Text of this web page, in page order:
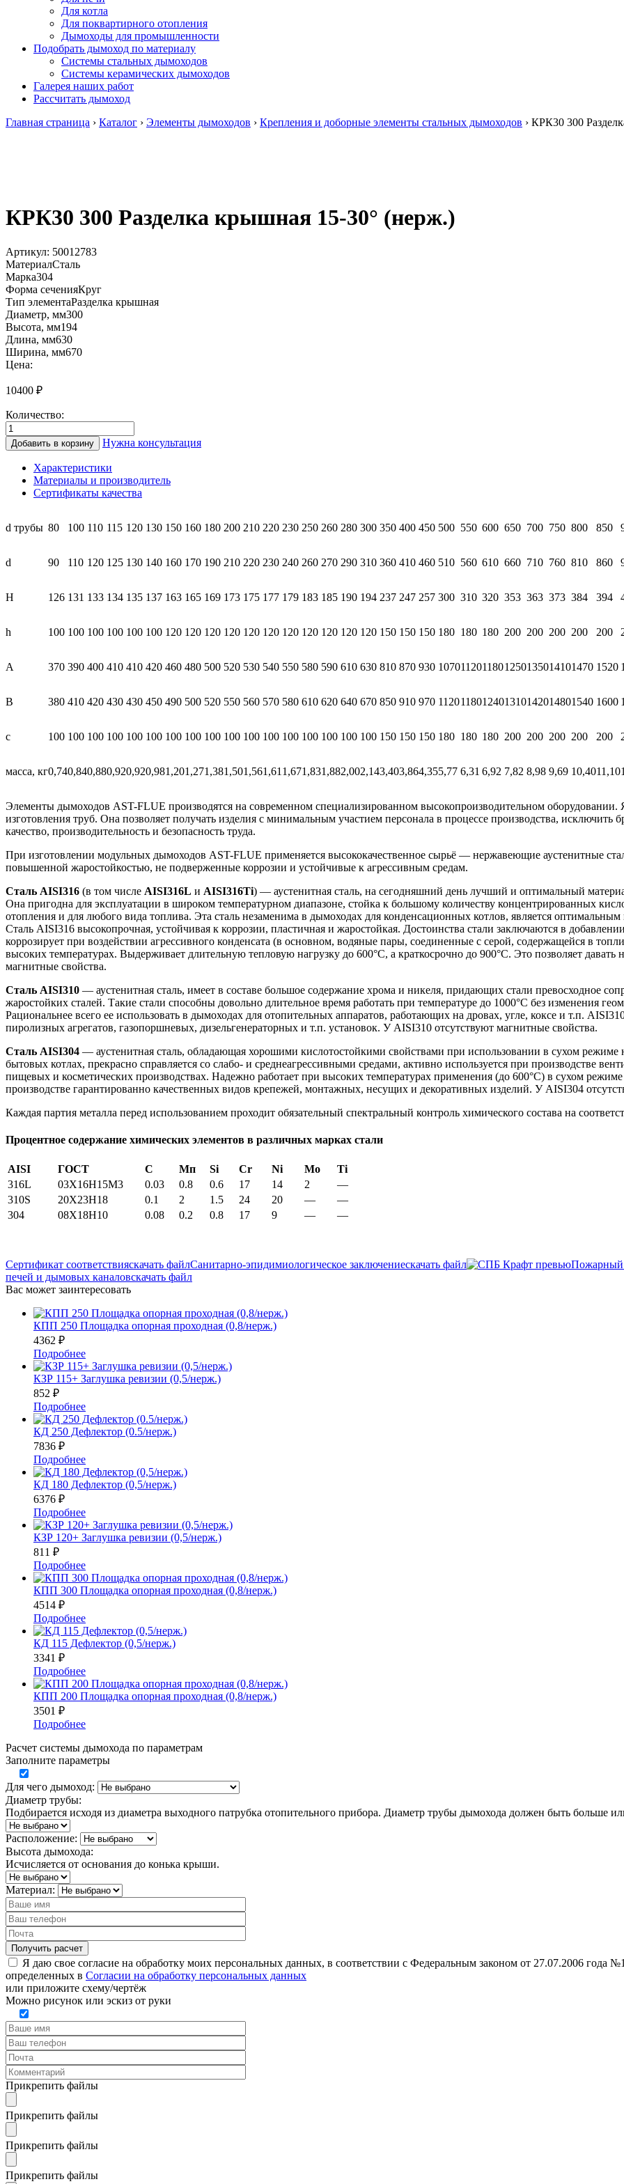
Для котла
Для поквартирного отопления
Дымоходы для промышленности
Подобрать дымоход по материалу
Системы стальных дымоходов
Системы керамических дымоходов
Галерея наших работ
Рассчитать дымоход
Главная страница › Каталог › Элементы дымоходов › Крепления и доборные элементы стальных дымоходов › КРК30 300
КРК30 300 Разделка крышная 15-30° (нерж.)
Артикул: 50012783
МатериалСталь
Марка304
Форма сеченияКруг
Тип элементаРазделка крышная
Диаметр, мм300
Высота, мм194
Длина, мм630
Ширина, мм670
Цена:
10400 ₽
Количество:
Количество
товара
КРК30
Разделка
крышная
(нерж.)
Добавить в корзину Нужна консультация
Характеристики
Материалы и производитель
Сертификаты качества
d трубы 80 100 110 115 120 130 150 160 180 200 210 220 230 250 260 280 300 350 400 450 500 550 600 650 700 750 800 850
d 90 110 120 125 130 140 160 170 190 210 220 230 240 260 270 290 310 360 410 460 510 560 610 660 710 760 810 860
Н 126 131 133 134 135 137 163 165 169 173 175 177 179 183 185 190 194 237 247 257 300 310 320 353 363 373 384 394
h 100 100 100 100 100 100 120 120 120 120 120 120 120 120 120 120 120 150 150 150 180 180 180 200 200 200 200 200
А 370 390 400 410 410 420 460 480 500 520 530 540 550 580 590 610 630 810 870 930 1070112011801250135014101470 1520
В 380 410 420 430 430 450 490 500 520 550 560 570 580 610 620 640 670 850 910 970 1120118012401310142014801540 1600
с 100 100 100 100 100 100 100 100 100 100 100 100 100 100 100 100 100 150 150 150 180 180 180 200 200 200 200 200
масса, кг0,740,840,880,920,920,981,201,271,381,501,561,61 1,671,831,882,002,143,403,864,355,77 6,31 6,92 7,82 8,98 9,69 10,4011,10
Элементы дымоходов AST-FLUE производятся на современном специализированном высокопроизводительном оборудовании.
изготовления труб. Она позволяет получать изделия с минимальным участием персонала в процессе производства,
качество, производительность и безопасность труда.
При изготовлении модульных дымоходов AST-FLUE применяется высококачественное сырьё — нержавеющие аустенитные
повышенной жаростойкостью, не подверженные коррозии и устойчивые к агрессивным средам.
Сталь AISI316 (в том числе AISI316L и AISI316Ti) — аустенитная сталь, на сегодняшний день лучший и оптимальный
Она пригодна для эксплуатации в широком температурном диапазоне, стойка к большому количеству концентрированных
отопления и для любого вида топлива. Эта сталь незаменима в дымоходах для конденсационных котлов, является
Сталь AISI316 высокопрочная, устойчивая к коррозии, пластичная и жаростойкая. Достоинства стали заключаются в
коррозирует при воздействии агрессивного конденсата (в основном, водяные пары, соединенные с серой, содержащейся в
высоких температурах. Выдерживает длительную тепловую нагрузку до 600°С, а краткосрочно до 900°С. Это позволяет
магнитные свойства.
Сталь AISI310 — аустенитная сталь, имеет в составе большое содержание хрома и никеля, придающих стали превосходное
жаростойких сталей. Такие стали способны довольно длительное время работать при температуре до 1000°С без изменения
Рациональнее всего ее использовать в дымоходах для отопительных аппаратов, работающих на дровах, угле, коксе и т.п.
пиролизных агрегатов, газопоршневых, дизельгенераторных и т.п. установок. У AISI310 отсутствуют магнитные свойства.
Сталь AISI304 — аустенитная сталь, обладающая хорошими кислотостойкими свойствами при использовании в сухом режиме
бытовых котлах, прекрасно справляется со слабо- и среднеагрессивными средами, активно используется при производстве
пищевых и косметических производствах. Надежно работает при высоких температурах применения (до 600°С) в сухом
производстве гарантированно качественных видов крепежей, монтажных, несущих и декоративных изделий. У AISI304
Каждая партия металла перед использованием проходит обязательный спектральный контроль химического состава на
Процентное содержание химических элементов в различных марках стали
AISI ГОСТ С Мп Si Cr Ni Мо
Ti
316L
03X16H15M3 0.03 0.8 0.6 17 14 2
—
310S
20Х23Н18 0.1 2 1.5 24 20 —
—
304
08Х18Н10 0.08 0.2 0.8 17 9 — —
Сертификат соответствияскачать файлСанитарно-эпидимиологическое заключениескачать файл Пожарный
печей и дымовых каналовскачать файл
Вас может заинтересовать
КПП 250 Площадка опорная проходная (0,8/нерж.)
4362 ₽
Подробнее
КЗР 115+ Заглушка ревизии (0,5/нерж.)
852 ₽
Подробнее
КД 250 Дефлектор (0.5/нерж.)
7836 ₽
Подробнее
КД 180 Дефлектор (0,5/нерж.)
6376 ₽
Подробнее
КЗР 120+ Заглушка ревизии (0,5/нерж.)
811 ₽
Подробнее
КПП 300 Площадка опорная проходная (0,8/нерж.)
4514 ₽
Подробнее
КД 115 Дефлектор (0,5/нерж.)
3341 ₽
Подробнее
КПП 200 Площадка опорная проходная (0,8/нерж.)
3501 ₽
Подробнее
Расчет системы дымохода по параметрам
Заполните параметры
Для чего дымоход:
Диаметр трубы:
Подбирается исходя из диаметра выходного патрубка отопительного прибора. Диаметр трубы дымохода должен быть больше
Расположение:
Высота дымохода:
Исчисляется от основания до конька крыши.
Материал:
Я даю свое согласие на обработку моих персональных данных, в соответствии с Федеральным законом от 27.07.2006
определенных в Согласии на обработку персональных данных
или приложите схему/чертёж
Можно рисунок или эскиз от руки
Прикрепить файлы
Прикрепить файлы
Прикрепить файлы
Прикрепить файлы